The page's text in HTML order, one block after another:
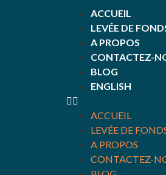
ACCUEIL
LEVÉE DE
A PROPOS
CONTACTEZ-
BLOG
ENGLISH
ACCUEIL
LEVÉE DE
A PROPOS
CONTACTEZ-